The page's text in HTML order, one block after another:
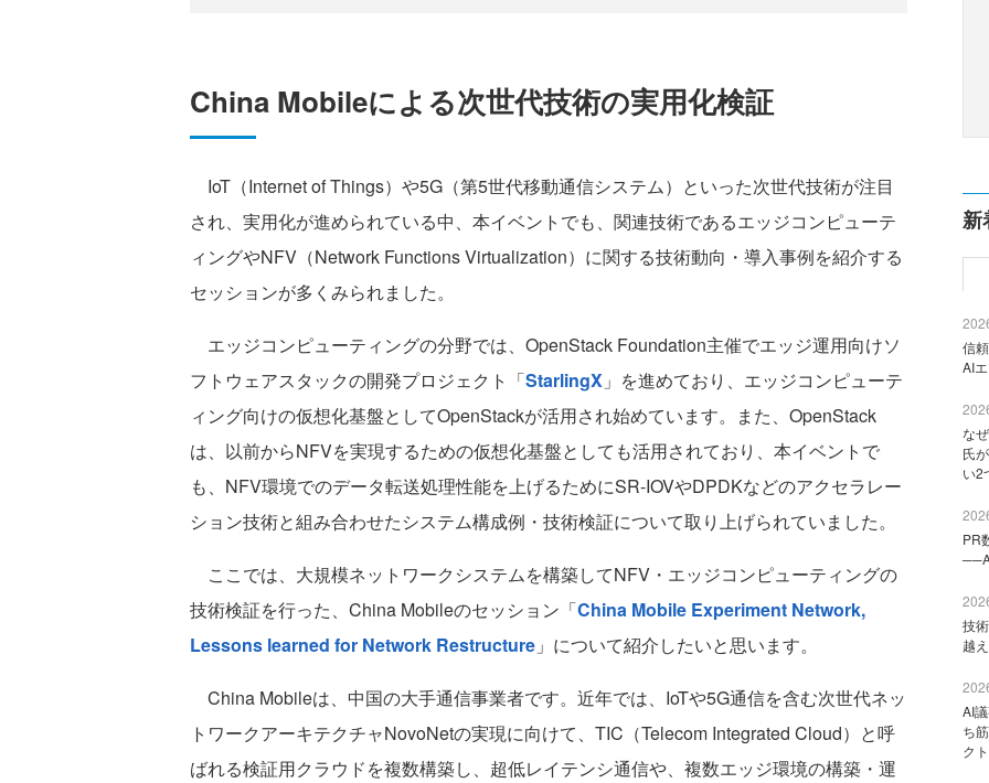
China Mobileによる次世代技術の実用化検証
IoT（Internet of Things）や5G（第5世代移動通信システム）といった次世代技術が注目
され、実用化が進められている中、本イベントでも、関連技術であるエッジコンピューテ
ィングやNFV（Network Functions Virtualization）に関する技術動向・導入事例を紹介する
セッションが多くみられました。
エッジコンピューティングの分野では、OpenStack Foundation主催でエッジ運用向けソ
フトウェアスタックの開発プロジェクト「StarlingX 」を進めており、エッジコンピューテ
ィング向けの仮想化基盤としてOpenStackが活用され始めています。また、OpenStack
は、以前からNFVを実現するための仮想化基盤としても活用されており、本イベントで
も、NFV環境でのデータ転送処理性能を上げるためにSR-IOVやDPDKなどのアクセラレー
ション技術と組み合わせたシステム構成例・技術検証について取り上げられていました。
ここでは、大規模ネットワークシステムを構築してNFV・エッジコンピューティングの
技術検証を行った、China Mobileのセッション「China Mobile Experiment Network,
Lessons learned for Network Restructure 」について紹介したいと思います。
China Mobileは、中国の大手通信事業者です。近年では、IoTや5G通信を含む次世代ネッ
トワークアーキテクチャNovoNetの実現に向けて、TIC（Telecom Integrated Cloud）と呼
ばれる検証用クラウドを複数構築し、超低レイテンシ通信や、複数エッジ環境の構築・運
新
信
AI
な
氏
い2
PR
技
越
AI
ち
ク